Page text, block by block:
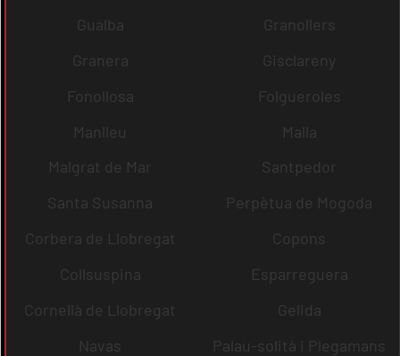
Gualba
Granollers
Granera
Gisclareny
Fonollosa
Folgueroles
Manlleu
Malla
Malgrat de Mar
Santpedor
Santa Susanna
Perpètua de Mogoda
Corbera de Llobregat
Copons
Collsuspina
Esparreguera
Cornellà de Llobregat
Gelida
Navas
Palau-solità i Plegamans